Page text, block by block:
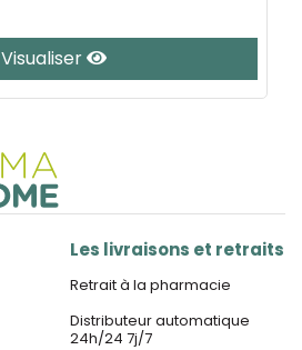
Visualiser
Les livraisons et retraits
Retrait à la pharmacie
Distributeur automatique
24h/24 7j/7